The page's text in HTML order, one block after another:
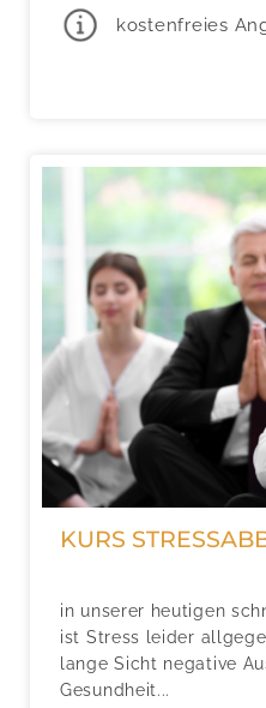
kostenfreies
KURS
in unserer heutigen
ist Stress leider
lange Sicht negative
Gesundheit...